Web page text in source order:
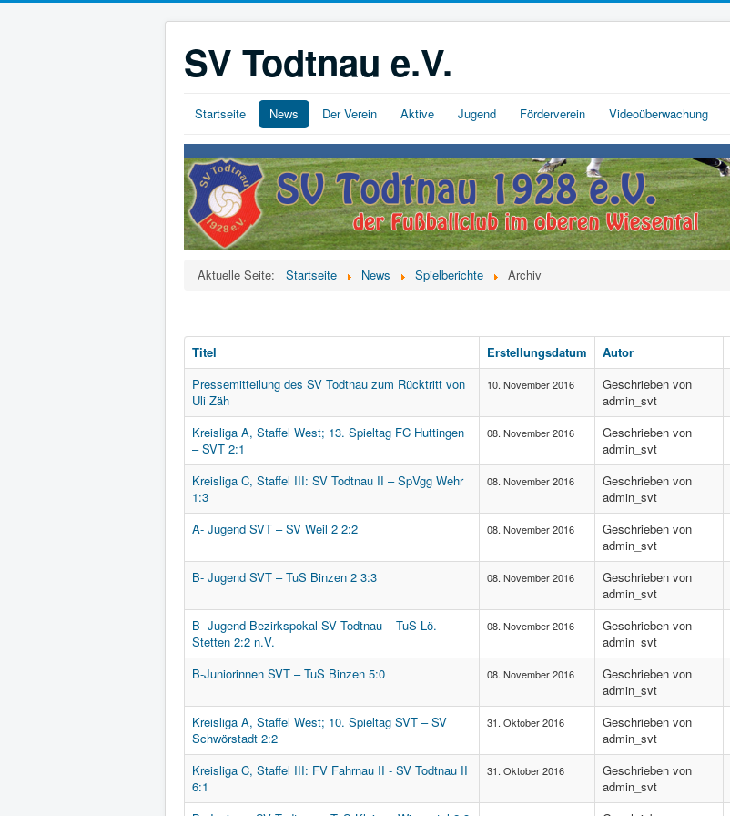
SV Todtnau e.V.
Startseite News Der Verein Aktive Jugend Förderverein Videoüberwachung
Aktuelle Seite: Startseite News Spielberichte
Archiv
Titel Erstellungsdatum Autor
Pressemitteilung des SV Todtnau zum Rücktritt von
Uli Zäh
10. November 2016
Geschrieben von
admin_svt
Kreisliga A, Staffel West; 13. Spieltag FC Huttingen
– SVT 2:1
08. November 2016
Geschrieben von
admin_svt
Kreisliga C, Staffel III: SV Todtnau II – SpVgg Wehr
1:3
08. November 2016
Geschrieben von
admin_svt
A- Jugend SVT – SV Weil 2 2:2 08. November 2016
Geschrieben von
admin_svt
B- Jugend SVT – TuS Binzen 2 3:3 08. November 2016
Geschrieben von
admin_svt
B- Jugend Bezirkspokal SV Todtnau – TuS Lö.-
Stetten 2:2 n.V.
08. November 2016
Geschrieben von
admin_svt
B-Juniorinnen SVT – TuS Binzen 5:0 08. November 2016
Geschrieben von
admin_svt
Kreisliga A, Staffel West; 10. Spieltag SVT – SV
Schwörstadt 2:2
31. Oktober 2016
Geschrieben von
admin_svt
Kreisliga C, Staffel III: FV Fahrnau II - SV Todtnau II
6:1
31. Oktober 2016
Geschrieben von
admin_svt